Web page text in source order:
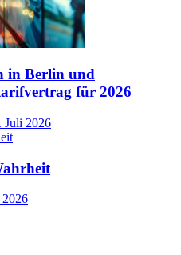
in Berlin und
für 2026
Juli 2026